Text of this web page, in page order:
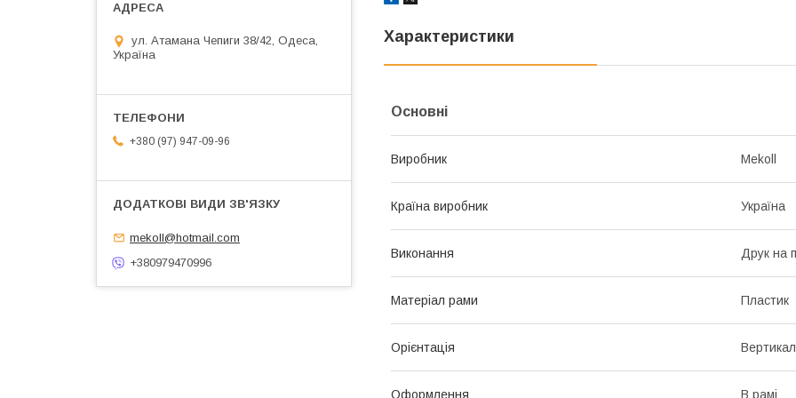
Характеристики
Основні
Виробник Mekoll
Країна виробник Україна
Виконання Друк на
Матеріал рами Пластик
Орієнтація
Оформлення В рамі
ул. Атамана Чепиги 38/42, Одеса,
Україна
+380 (97) 947-09-96
mekoll@hotmail.com
+380979470996